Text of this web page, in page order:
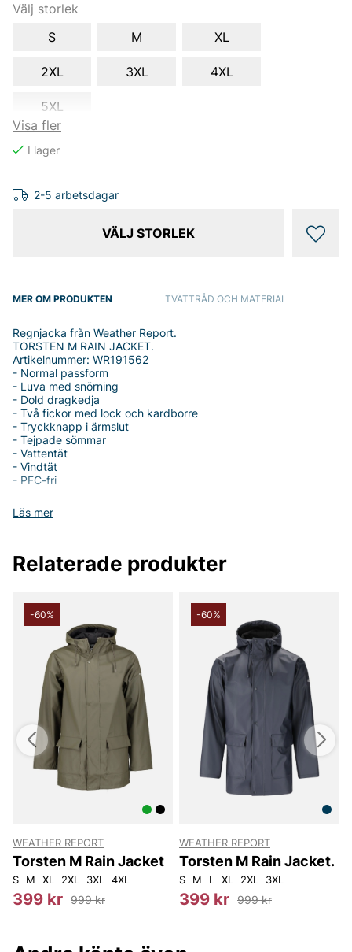
Välj storlek
Visa fler
S M XL
2XL 3XL 4XL
5XL
2-5 arbetsdagar
VÄLJ STORLEK
MER OM PRODUKTEN
Läs mer
Regnjacka från Weather Report.
TORSTEN M RAIN JACKET.
Artikelnummer: WR191562
- Normal passform
- Luva med snörning
- Dold dragkedja
- Två fickor med lock och kardborre
- Tryckknapp i ärmslut
- Tejpade sömmar
- Vattentät
- Vindtät
- PFC-fri
Tack för att du handlar i vår webbshop. Besök oss även i vår
butik i Vingåker.
TVÄTTRÅD OCH MATERIAL
Relaterade produkter
-60%
WEATHER REPORT
Torsten M Rain Jacket
S M XL 2XL 3XL 4XL
399 kr 999 kr
-60%
WEATHER REPORT
Torsten M Rain Jacket.
S M L XL 2XL 3XL
399 kr 999 kr